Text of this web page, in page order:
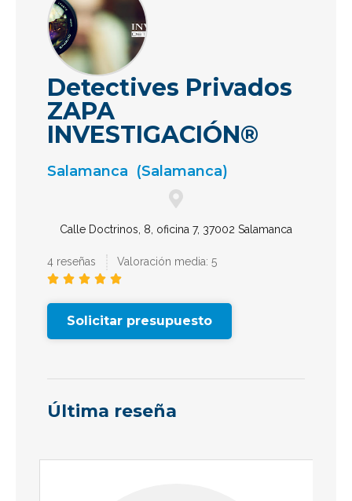
Detectives Privados
ZAPA
INVESTIGACIÓN®
Salamanca (Salamanca)
Calle Doctrinos, 8, oficina 7, 37002 Salamanca
4 reseñas Valoración media: 5
    
Solicitar presupuesto
Última reseña